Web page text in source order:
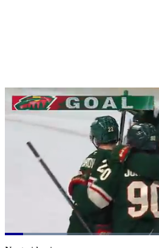
Loaded:
23.87%